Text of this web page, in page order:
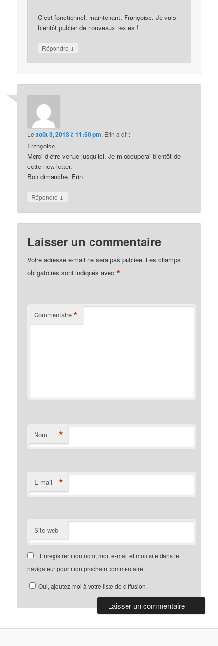
C’est fonctionnel, maintenant, Françoise. Je vais
bientôt publier de nouveaux textes !
Répondre ↓
Leaoût 3, 2013 à 11:50 pm, Erin a dit :
Françoise,
Merci d’être venue jusqu’ici. Je m’occuperai bientôt de
cette new letter.
Bon dimanche. Erin
Répondre ↓
Laisser un commentaire
Votre adresse e-mail ne sera pas publiée. Les champs
obligatoires sont indiqués avec*
Commentaire *
Nom *
E-mail *
Site web
Enregistrer mon nom, mon e-mail et mon site dans le
navigateur pour mon prochain commentaire.
Oui, ajoutez-moi à votre liste de diffusion.